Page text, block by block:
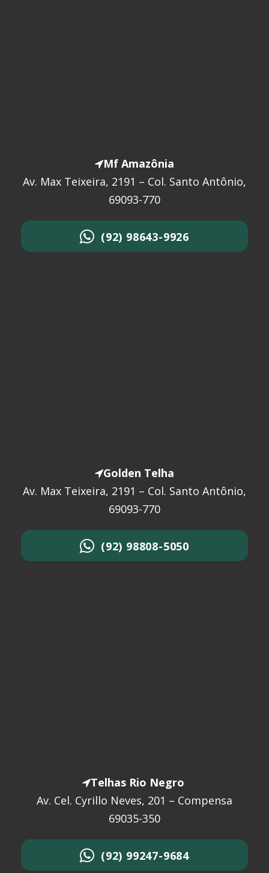
Mf Amazônia
Av. Max Teixeira, 2191 – Col. Santo Antônio,
69093-770
(92) 98643-9926
Golden Telha
Av. Max Teixeira, 2191 – Col. Santo Antônio,
69093-770
(92) 98808-5050
Telhas Rio Negro
Av. Cel. Cyrillo Neves, 201 – Compensa
69035-350
(92) 99247-9684